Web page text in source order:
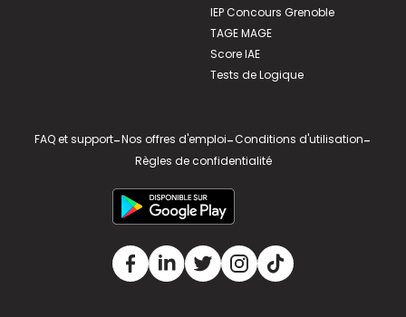
IEP Concours Grenoble
TAGE MAGE
Score IAE
Tests de Logique
FAQ et support-Nos offres d'emploi-Conditions d'utilisation-
Règles de confidentialité